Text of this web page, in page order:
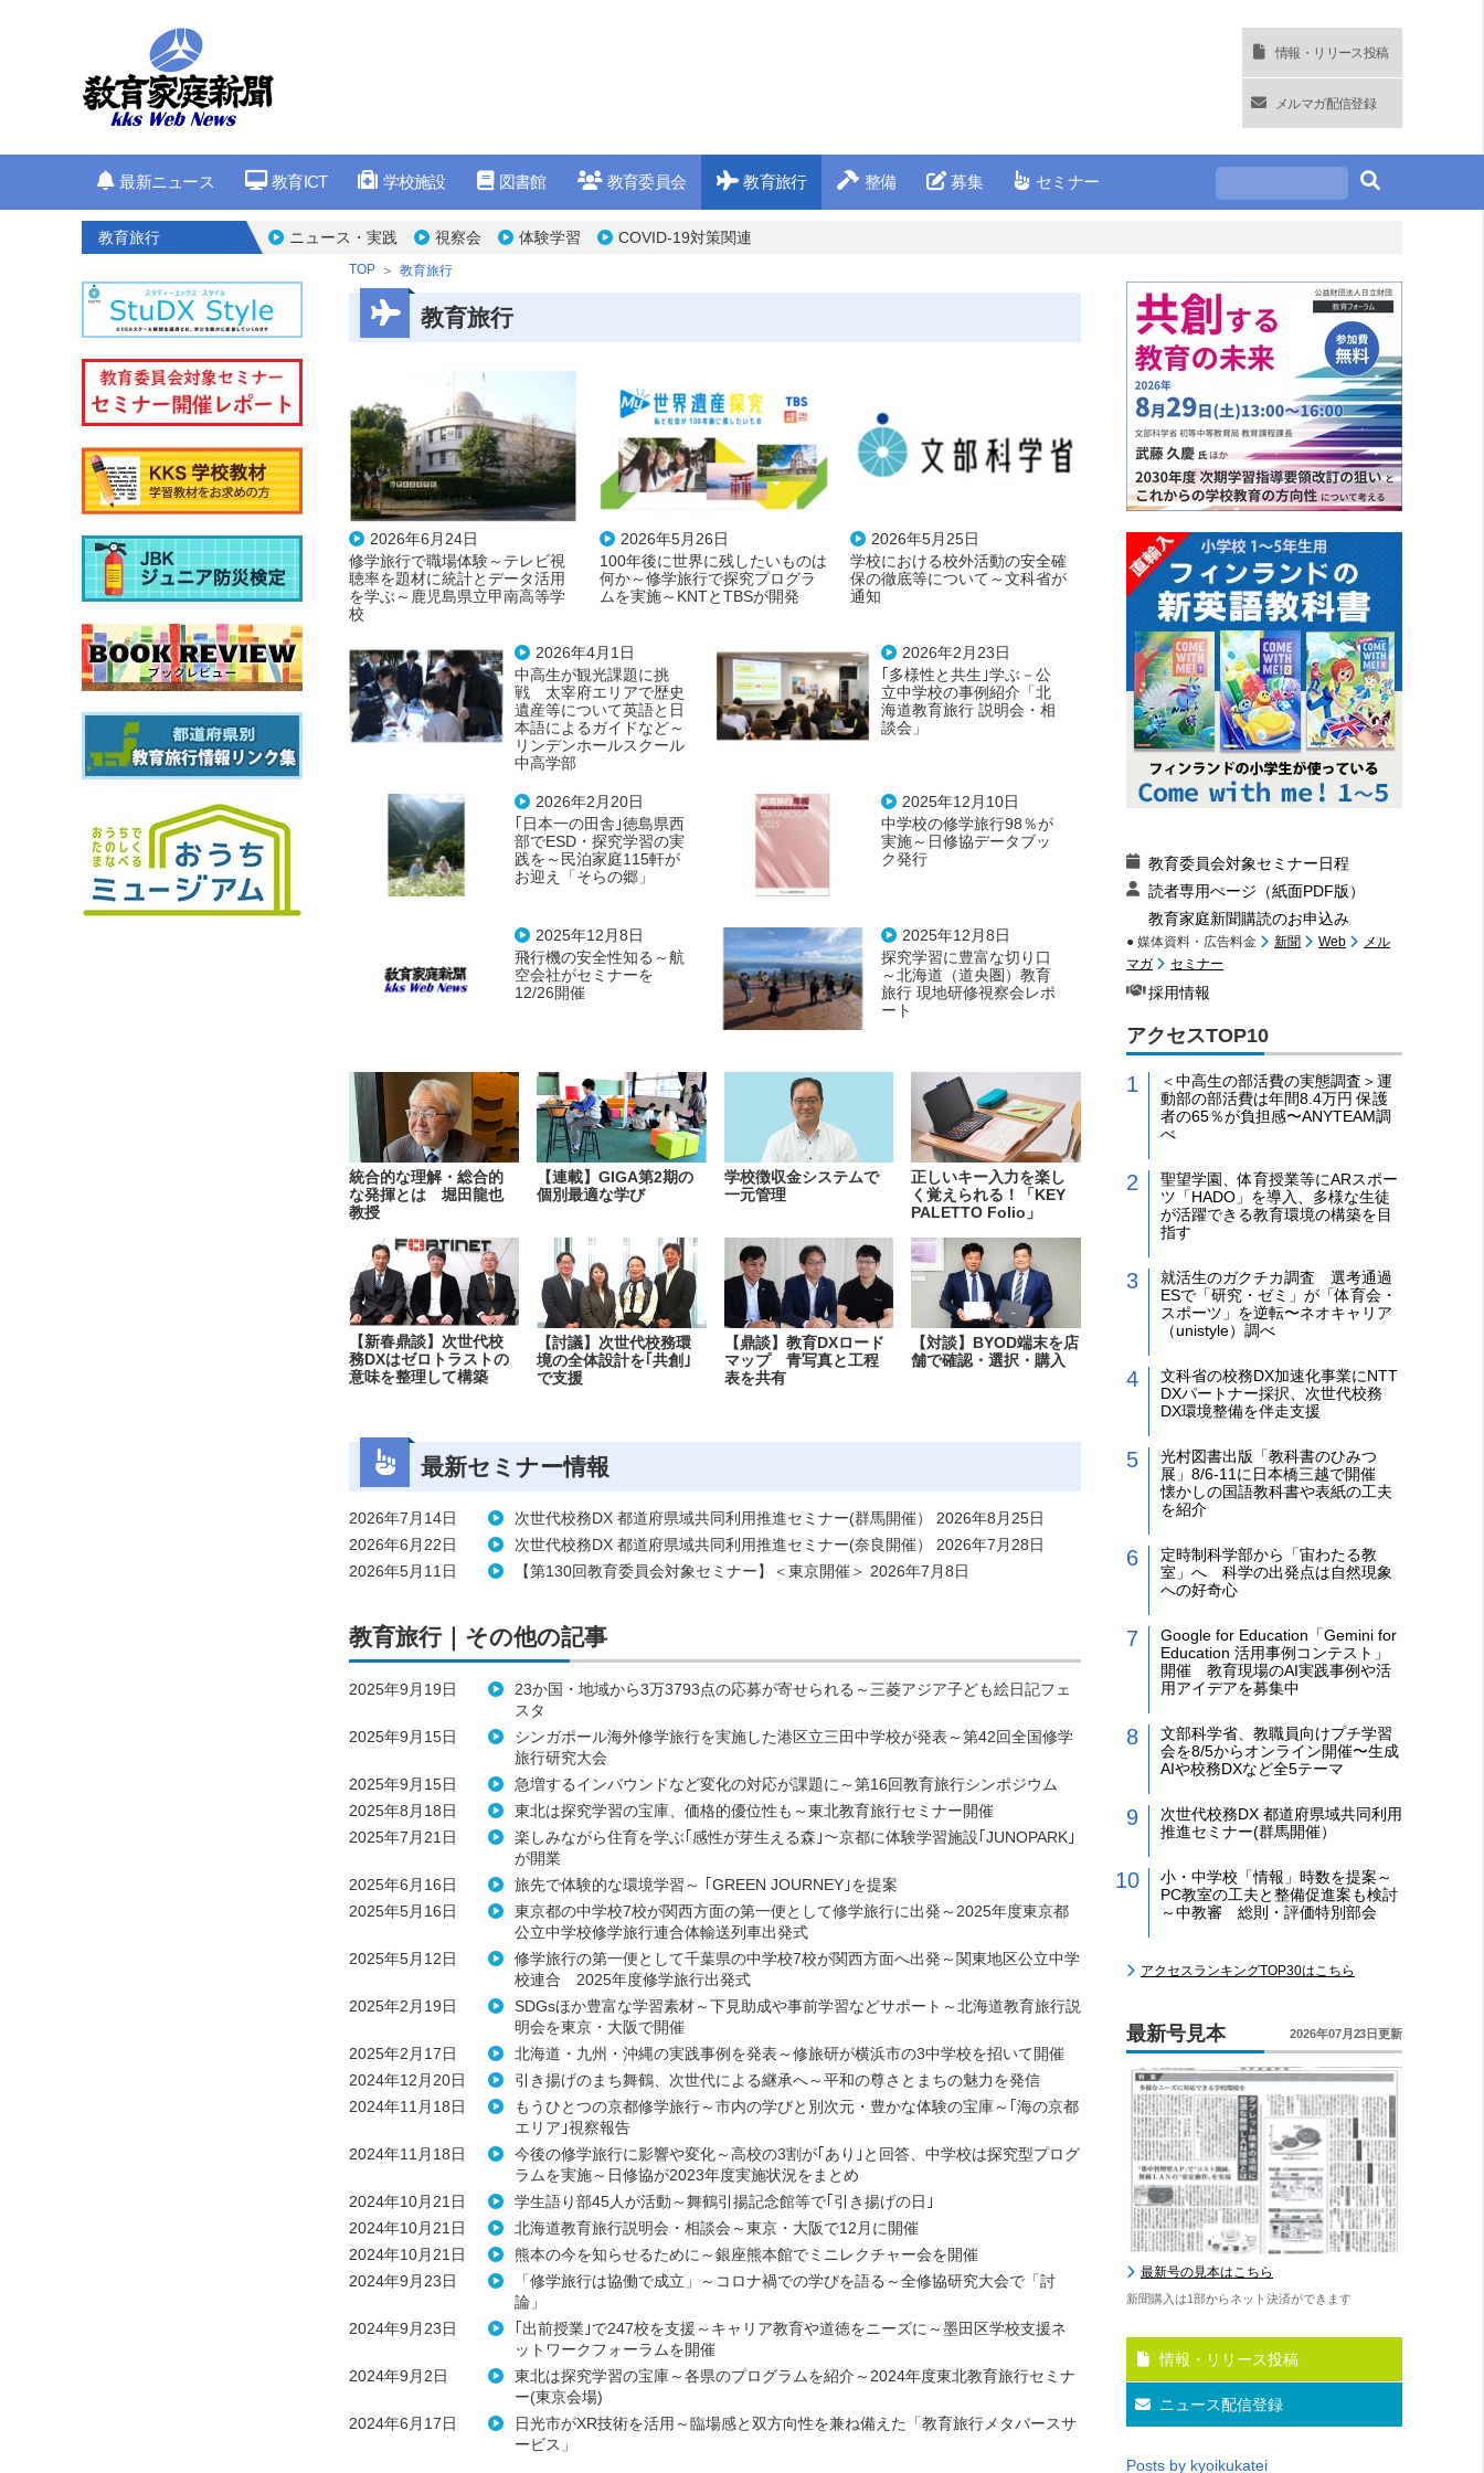
情報・リリース投稿
メルマガ配信登録
最新ニュース 教育ICT 学校施設 図書館 教育委員会 教育旅行 整備 募集 セミナー
教育旅行 ニュース・実践 視察会 体験学習 COVID-19対策関連
TOP 教育旅行
教育旅行
2026年6月24日
修学旅行で職場体験～テレビ視
聴率を題材に統計とデータ活用
を学ぶ～鹿児島県立甲南高等学
校
2026年5月26日
100年後に世界に残したいものは
何か～修学旅行で探究プログラ
ムを実施～KNTとTBSが開発
2026年5月25日
学校における校外活動の安全確
保の徹底等について～文科省が
通知
2026年4月1日
中高生が観光課題に挑
戦 太宰府エリアで歴史
遺産等について英語と日
本語によるガイドなど～
リンデンホールスクール
中高学部
2026年2月23日
｢多様性と共生｣学ぶ－公
立中学校の事例紹介「北
海道教育旅行 説明会・相
談会」
2026年2月20日
｢日本一の田舎｣徳島県西
部でESD・探究学習の実
践を～民泊家庭115軒が
お迎え「そらの郷」
2025年12月10日
中学校の修学旅行98％が
実施～日修協データブッ
ク発行
2025年12月8日
飛行機の安全性知る～航
空会社がセミナーを
12/26開催
2025年12月8日
探究学習に豊富な切り口
～北海道（道央圏）教育
旅行 現地研修視察会レポ
ート
統合的な理解・総合的
な発揮とは 堀田龍也
教授
【連載】GIGA第2期の
個別最適な学び
学校徴収金システムで
一元管理
正しいキー入力を楽し
く覚えられる！「KEY
PALETTO Folio」
【新春鼎談】次世代校
務DXはゼロトラストの
意味を整理して構築
【討議】次世代校務環
境の全体設計を｢共創｣
で支援
【鼎談】教育DXロード
マップ 青写真と工程
表を共有
【対談】BYOD端末を店
舗で確認・選択・購入
最新セミナー情報
2026年7月14日
次世代校務DX 都道府県域共同利用推進セミナー(群馬開催） 2026年8月25日
2026年6月22日
次世代校務DX 都道府県域共同利用推進セミナー(奈良開催） 2026年7月28日
2026年5月11日
【第130回教育委員会対象セミナー】＜東京開催＞ 2026年7月8日
教育旅行｜その他の記事
2025年9月19日
23か国・地域から3万3793点の応募が寄せられる～三菱アジア子ども絵日記フェ
スタ
2025年9月15日
シンガポール海外修学旅行を実施した港区立三田中学校が発表～第42回全国修学
旅行研究大会
2025年9月15日
急増するインバウンドなど変化の対応が課題に～第16回教育旅行シンポジウム
2025年8月18日
東北は探究学習の宝庫、価格的優位性も～東北教育旅行セミナー開催
2025年7月21日
楽しみながら住育を学ぶ｢感性が芽生える森｣～京都に体験学習施設｢JUNOPARK｣
が開業
2025年6月16日
旅先で体験的な環境学習～ ｢GREEN JOURNEY｣を提案
2025年5月16日
東京都の中学校7校が関西方面の第一便として修学旅行に出発～2025年度東京都
公立中学校修学旅行連合体輸送列車出発式
2025年5月12日
修学旅行の第一便として千葉県の中学校7校が関西方面へ出発～関東地区公立中学
校連合 2025年度修学旅行出発式
2025年2月19日
SDGsほか豊富な学習素材～下見助成や事前学習などサポート～北海道教育旅行説
明会を東京・大阪で開催
2025年2月17日
北海道・九州・沖縄の実践事例を発表～修旅研が横浜市の3中学校を招いて開催
2024年12月20日
引き揚げのまち舞鶴、次世代による継承へ～平和の尊さとまちの魅力を発信
2024年11月18日
もうひとつの京都修学旅行～市内の学びと別次元・豊かな体験の宝庫～｢海の京都
エリア｣視察報告
2024年11月18日
今後の修学旅行に影響や変化～高校の3割が｢あり｣と回答、中学校は探究型プログ
ラムを実施～日修協が2023年度実施状況をまとめ
2024年10月21日
学生語り部45人が活動～舞鶴引揚記念館等で｢引き揚げの日｣
2024年10月21日
北海道教育旅行説明会・相談会～東京・大阪で12月に開催
2024年10月21日
熊本の今を知らせるために～銀座熊本館でミニレクチャー会を開催
2024年9月23日
「修学旅行は協働で成立」～コロナ禍での学びを語る～全修協研究大会で「討
論」
2024年9月23日
｢出前授業｣で247校を支援～キャリア教育や道徳をニーズに～墨田区学校支援ネ
ットワークフォーラムを開催
2024年9月2日
東北は探究学習の宝庫～各県のプログラムを紹介～2024年度東北教育旅行セミナ
ー(東京会場)
2024年6月17日
日光市がXR技術を活用～臨場感と双方向性を兼ね備えた「教育旅行メタバースサ
ービス」
教育委員会対象セミナー日程
読者専用ぺージ（紙面PDF版）
教育家庭新聞購読のお申込み
● 媒体資料・広告料金 新聞 Web
メル
マガ
セミナー
採用情報
アクセスTOP10
＜中高生の部活費の実態調査＞運
動部の部活費は年間8.4万円 保護
者の65％が負担感〜ANYTEAM調
べ
聖望学園、体育授業等にARスポー
ツ「HADO」を導入、多様な生徒
が活躍できる教育環境の構築を目
指す
就活生のガクチカ調査 選考通過
ESで「研究・ゼミ」が「体育会・
スポーツ」を逆転〜ネオキャリア
（unistyle）調べ
文科省の校務DX加速化事業にNTT
DXパートナー採択、次世代校務
DX環境整備を伴走支援
光村図書出版「教科書のひみつ
展」8/6-11に日本橋三越で開催
懐かしの国語教科書や表紙の工夫
を紹介
定時制科学部から「宙わたる教
室」へ 科学の出発点は自然現象
への好奇心
Google for Education「Gemini for
Education 活用事例コンテスト」
開催 教育現場のAI実践事例や活
用アイデアを募集中
文部科学省、教職員向けプチ学習
会を8/5からオンライン開催〜生成
AIや校務DXなど全5テーマ
次世代校務DX 都道府県域共同利用
推進セミナー(群馬開催）
小・中学校「情報」時数を提案～
PC教室の工夫と整備促進案も検討
～中教審 総則・評価特別部会
アクセスランキングTOP30はこちら
最新号見本 2026年07月23日更新
最新号の見本はこちら
新聞購入は1部からネット決済ができます
情報・リリース投稿
ニュース配信登録
Posts by kyoikukatei